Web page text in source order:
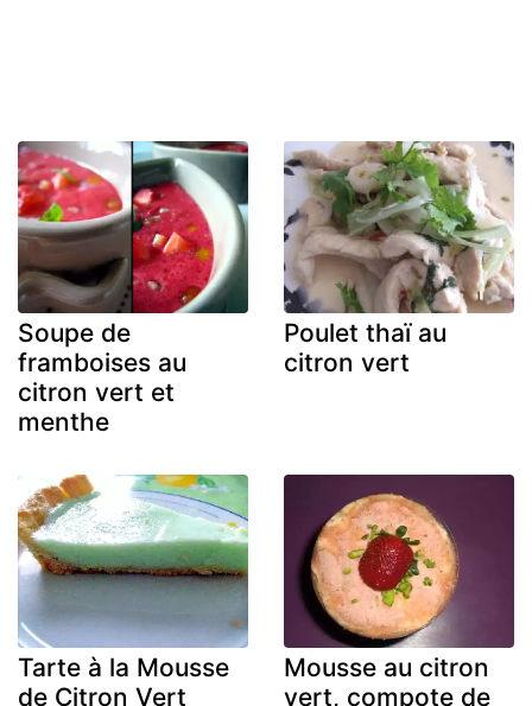
Soupe de
framboises au
citron vert et
menthe
Poulet thaï au
citron vert
Tarte à la Mousse
de Citron Vert
Mousse au citron
vert, compote de